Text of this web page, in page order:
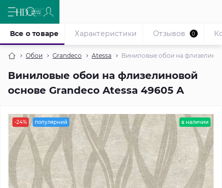
Обои Grandeco Atessa Виниловые обои на
Виниловые обои на флизелиновой
основе Grandeco Atessa 49605 A
Все о товаре Характеристики Отзывов 0
-24% популярний в наличии